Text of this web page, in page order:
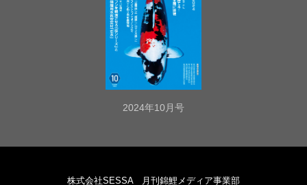
2024年10月号
株式会社SESSA 月刊錦鯉メディア事業部